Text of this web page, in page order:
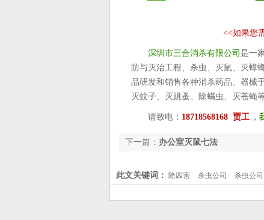
<<如果您
深圳市三合消杀有限公司 是一
防与灭治工程、杀虫、灭鼠、灭蟑
品研发和销售各种消杀药品、器械
灭蚊子、灭跳蚤、除螨虫、灭苍蝇
请致电： 18718568168 贾工 ，
下一篇： 办公室灭鼠七法
此文关键词： 除四害 杀虫公司 杀虫公司